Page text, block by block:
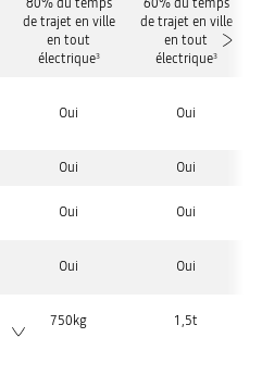
de trajet en ville
en tout
électrique3
de trajet en ville
en tout
électrique3
Oui Oui
Oui Oui
Oui Oui
Oui Oui
750kg 1,5t